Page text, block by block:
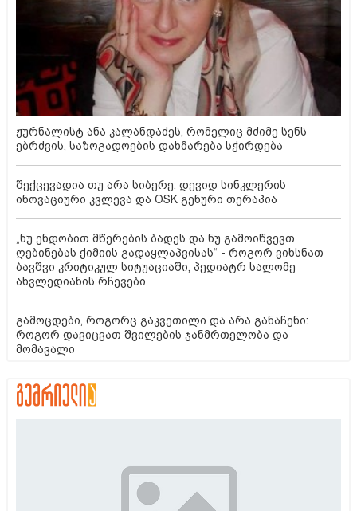
ჟურნალისტ ანა კალანდაძეს, რომელიც მძიმე სენს
ებრძვის, საზოგადოების დახმარება სჭირდება
შექცევადია თუ არა სიბერე: დევიდ სინკლერის
ინოვაციური კვლევა და OSK გენური თერაპია
„ნუ ენდობით მწერების ბადეს და ნუ გამოიწვევთ
ღებინებას ქიმიის გადაყლაპვისას“ - როგორ ვიხსნათ
ბავშვი კრიტიკულ სიტუაციაში, პედიატრ სალომე
ახვლედიანის რჩევები
გამოცდები, როგორც გაკვეთილი და არა განაჩენი:
როგორ დავიცვათ შვილების ჯანმრთელობა და
მომავალი